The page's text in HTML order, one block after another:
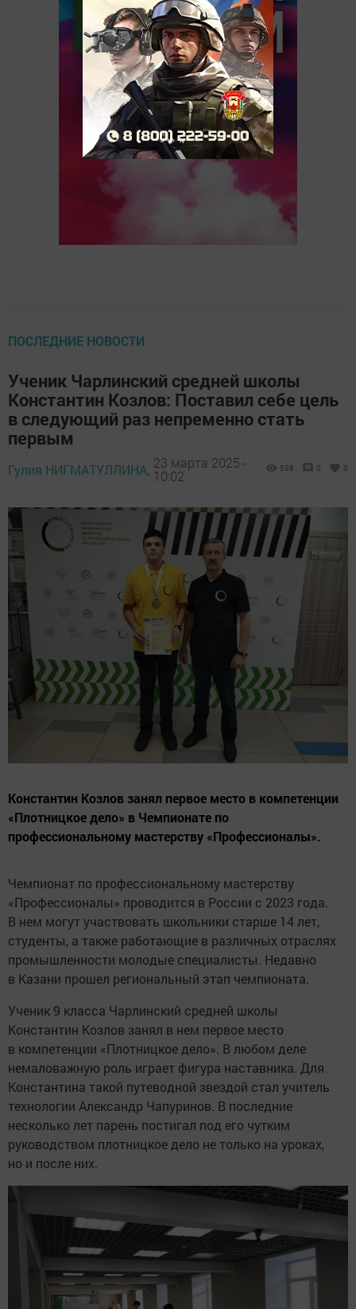
ПОСЛЕДНИЕ НОВОСТИ
Ученик Чарлинский средней школы
Константин Козлов: Поставил себе цель
в следующий раз непременно стать
первым
Гулия НИГМАТУЛЛИНА, 23 марта 2025 -
10:02
538 0 0
Константин Козлов занял первое место в компетенции
«Плотницкое дело» в Чемпионате по
профессиональному мастерству «Профессионалы».
Чемпионат по профессиональному мастерству
«Профессионалы» проводится в России с 2023 года.
В нем могут участвовать школьники старше 14 лет,
студенты, а также работающие в различных отраслях
промышленности молодые специалисты. Недавно
в Казани прошел региональный этап чемпионата.
Ученик 9 класса Чарлинский средней школы
Константин Козлов занял в нем первое место
в компетенции «Плотницкое дело». В любом деле
немаловажную роль играет фигура наставника. Для
Константина такой путеводной звездой стал учитель
технологии Александр Чапуринов. В последние
несколько лет парень постигал под его чутким
руководством плотницкое дело не только на уроках,
но и после них.